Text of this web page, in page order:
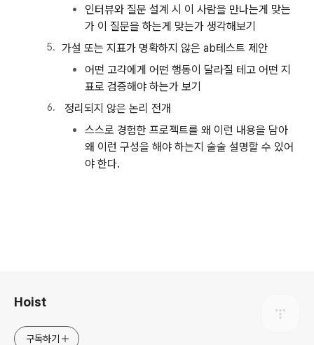
인터뷰와 질문 설계 시 이 사람을 만나는게 맞는
가 이 질문을 하는게 맞는가 생각해보기
가설 또는 지표가 명확하지 않은 ab테스트 제안
어떤 고갹에게 어떤 행동이 달라질 테고 어떤 지
표로 검증해야 하는가 보기
정리되지 않은 논리 전개
스스로 경험한 프로젝트를 왜 이런 내용을 담아
왜 이런 구성을 해야 하는지 술술 설명할 수 있어
야 한다.
Hoist
구독하기